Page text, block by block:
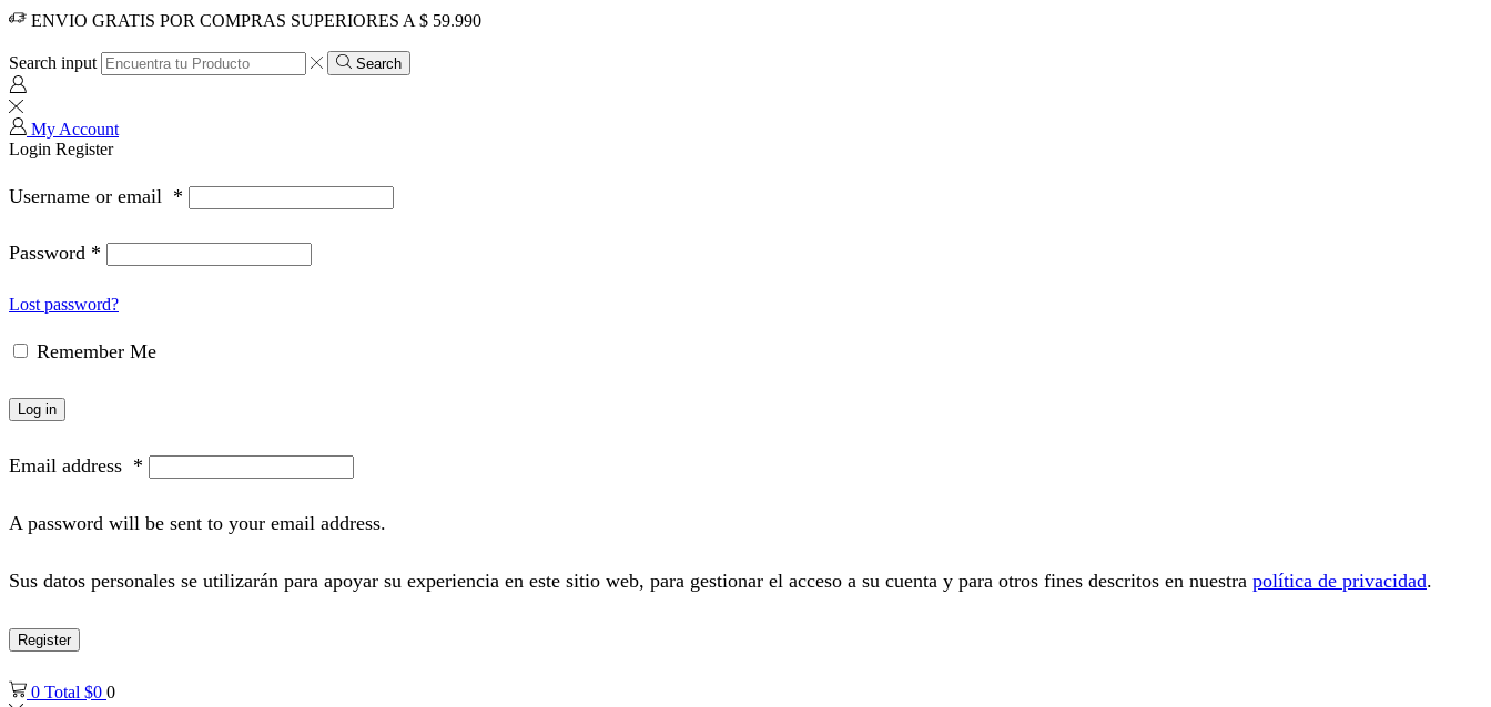
ENVIO GRATIS POR COMPRAS SUPERIORES A $ 59.990
Search input Search
My Account
Login Register
Username or email *
Password *
Lost password?
Remember Me
Log in
Email address *
A password will be sent to your email address.
Sus datos personales se utilizarán para apoyar su experiencia en este sitio web, para gestionar el acceso a su cuenta y para otros fines descritos en nuestra política de privacidad.
Register
0 Total $0 0